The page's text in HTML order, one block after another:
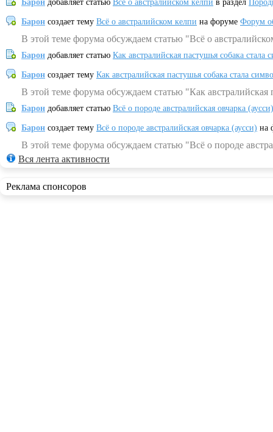
Барон добавляет статью Всё о австралийском келпи в раздел
Барон создает тему Всё о австралийском келпи на форуме Форум
В этой теме форума обсуждаем статью "Всё о
Барон добавляет статью Как австралийская пастушья собака
Барон создает тему Как австралийская пастушья собака стала
В этой теме форума обсуждаем статью "Как
Барон добавляет статью Всё о породе австралийская овчарка (аусси)
Барон создает тему Всё о породе австралийская овчарка (аусси) на
В этой теме форума обсуждаем статью "Всё о породе
Вся лента активности
Реклама спонсоров